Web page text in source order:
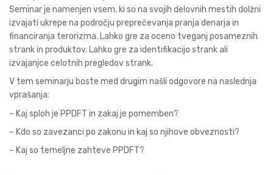
Seminar je namenjen vsem, ki so na svojih delovnih mestih dolžni
izvajati ukrepe na področju preprečevanja pranja denarja in
financiranja terorizma. Lahko gre za oceno tveganj posameznih
strank in produktov. Lahko gre za identifikacijo strank ali
izvajanjce celotnih pregledov strank.
V tem seminarju boste med drugim našli odgovore na naslednja
vprašanja:
– Kaj sploh je PPDFT in zakaj je pomemben?
– Kdo so zavezanci po zakonu in kaj so njihove obveznosti?
– Kaj so temeljne zahteve PPDFT?